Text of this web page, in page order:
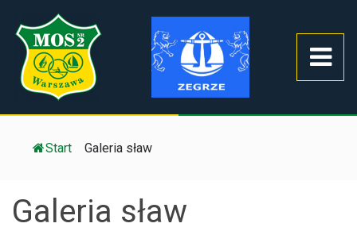
Start Galeria sław
Galeria sław